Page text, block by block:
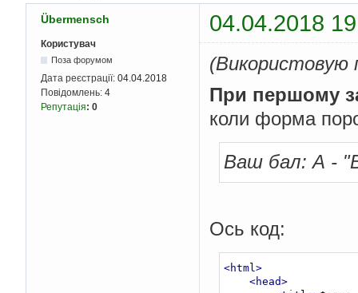
Übermensch 04.04.2018
Користувач
Поза форумом
Дата реєстрації: 04.04.2018
Повідомлень: 4
Репутація: 0
(Використовую
При першому
коли форма
Ваш бал: А -
Ось код:
<html>
<head>